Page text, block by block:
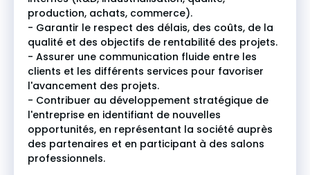
production, achats, commerce).
- Garantir le respect des délais, des coûts, de la
qualité et des objectifs de rentabilité des projets.
- Assurer une communication fluide entre les
clients et les différents services pour favoriser
l'avancement des projets.
- Contribuer au développement stratégique de
l'entreprise en identifiant de nouvelles
opportunités, en représentant la société auprès
des partenaires et en participant à des salons
professionnels.